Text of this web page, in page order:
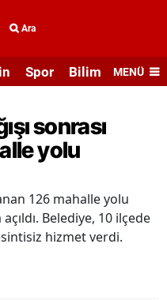
Ara
Spor Bilim veMENÜ
sonrası
yolu
126 mahalle yolu
Belediye, 10 ilçede
hizmet verdi.